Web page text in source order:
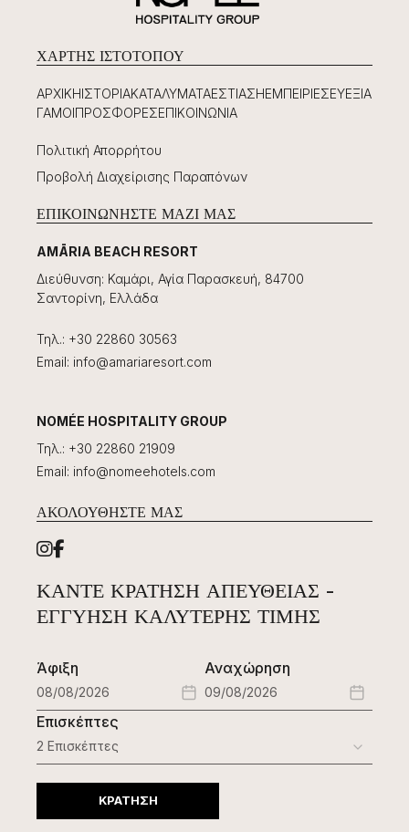
ΧΆΡΤΗΣ ΙΣΤΟΤΌΠΟΥ
ΑΡΧΙΚΉΙΣΤΟΡΊΑΚΑΤΑΛΎΜΑΤΑΕΣΤΊΑΣΗΕΜΠΕΙΡΊΕΣΕΥΕΞΊΑ
ΓΆΜΟΙΠΡΟΣΦΟΡΈΣΕΠΙΚΟΙΝΩΝΊΑ
Πολιτική Απορρήτου
Προβολή Διαχείρισης Παραπόνων
ΕΠΙΚΟΙΝΩΝΉΣΤΕ ΜΑΖΊ ΜΑΣ
AMĀRIA BEACH RESORT
Διεύθυνση: Καμάρι, Αγία Παρασκευή, 84700
Σαντορίνη, Ελλάδα
Τηλ.: +30 22860 30563
Email: info@amariaresort.com
NOMÉE HOSPITALITY GROUP
Τηλ.: +30 22860 21909
Email: info@nomeehotels.com
ΑΚΟΛΟΥΘΉΣΤΕ ΜΑΣ
ΚΆΝΤΕ ΚΡΆΤΗΣΗ ΑΠΕΥΘΕΊΑΣ -
ΕΓΓΎΗΣΗ ΚΑΛΎΤΕΡΗΣ ΤΙΜΉΣ
Άφιξη Αναχώρηση
Επισκέπτες
ΚΡΑΤΗΣΗ